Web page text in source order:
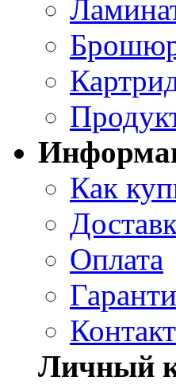
Как
Оплата
Личный